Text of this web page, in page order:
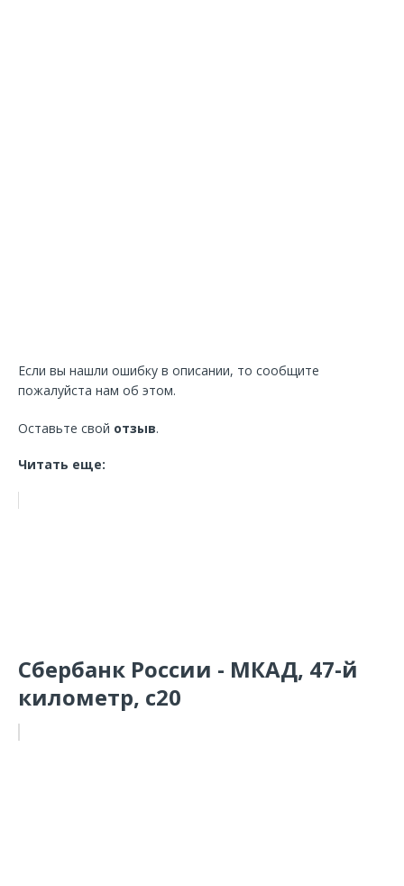
Если вы нашли ошибку в описании, то сообщите
пожалуйста нам об этом.
Оставьте свой отзыв.
Читать еще:
Сбербанк России - МКАД, 47-й
километр, с20